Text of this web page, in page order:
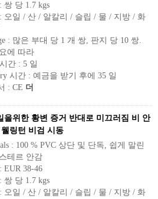
쌍 당 1.7 kgs
오일 / 산 / 알칼리 / 슬립 / 물 / 지방 / 화
: 많은 부대 당 1 개 쌍, 판지 당 10 쌍.
에 따라
간 : 5 일
시간 : 예금을 받기 후에 35 일
: CE 더
을위한 황변 증거 반대로 미끄러짐 비 안
링턴 비검 시동
: 100 % PVC 상단 및 단독, 쉽게 말린
테르 안감
EUR 38-46
쌍 당 1.7 kgs
오일 / 산 / 알칼리 / 슬립 / 물 / 지방 / 화